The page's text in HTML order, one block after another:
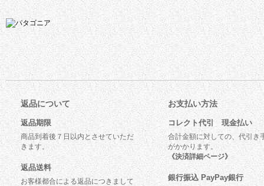
返品について
返品期限
商品到着後７日以内とさせていただ
きます。
返品送料
お客様都合による返品につきまして
お支払い方法
コレクト代引 現金払い
合計金額に対しての、代引き
がかかります。
《決済詳細ページ》
銀行振込 PayPay銀行